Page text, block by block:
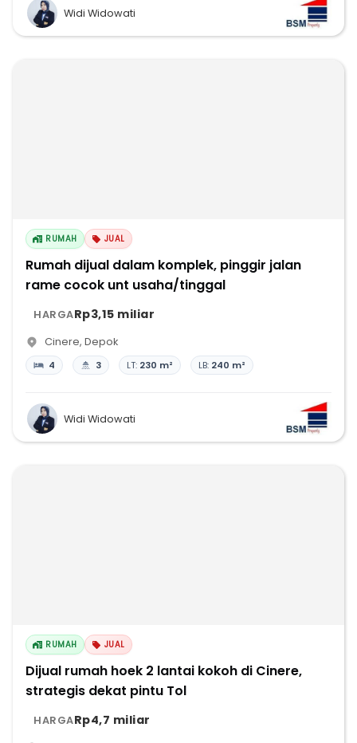
Widi Widowati
RUMAH JUAL
Rumah dijual dalam komplek, pinggir jalan
rame cocok unt usaha/tinggal
HARGARp3,15 miliar
Cinere, Depok
4 3 LT: 230 m² LB: 240 m²
Widi Widowati
RUMAH JUAL
Dijual rumah hoek 2 lantai kokoh di Cinere,
strategis dekat pintu Tol
HARGARp4,7 miliar